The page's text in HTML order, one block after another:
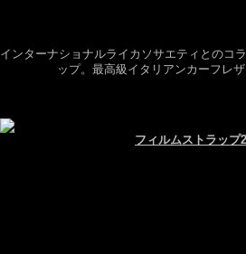
インターナショナルライカソサエティとのコ
ップ。最高級イタリアンカーフレ
フィルムストラップ